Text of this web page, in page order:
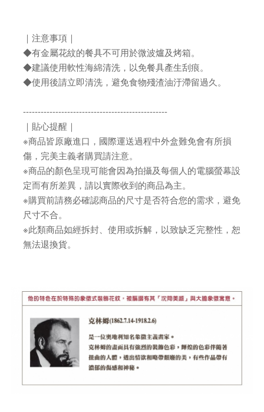
｜注意事項｜
◆有金屬花紋的餐具不可用於微波爐及烤箱。
◆建議使用軟性海綿清洗，以免餐具產生刮痕。
◆使用後請立即清洗，避免食物殘渣油汙滯留過久。
-------------------------------------------------
｜貼心提醒｜
※商品皆原廠進口，國際運送過程中外盒難免會有所損
傷，完美主義者購買請注意。
※商品的顏色呈現可能會因為拍攝及每個人的電腦螢幕設
定而有所差異，請以實際收到的商品為主。
※購買前請務必確認商品的尺寸是否符合您的需求，避免
尺寸不合。
※此類商品如經拆封、使用或拆解，以致缺乏完整性，恕
無法退換貨。